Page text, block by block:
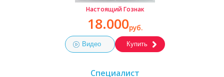
Настоящий Гознак
18.000руб.
Видео Купить
Специалист